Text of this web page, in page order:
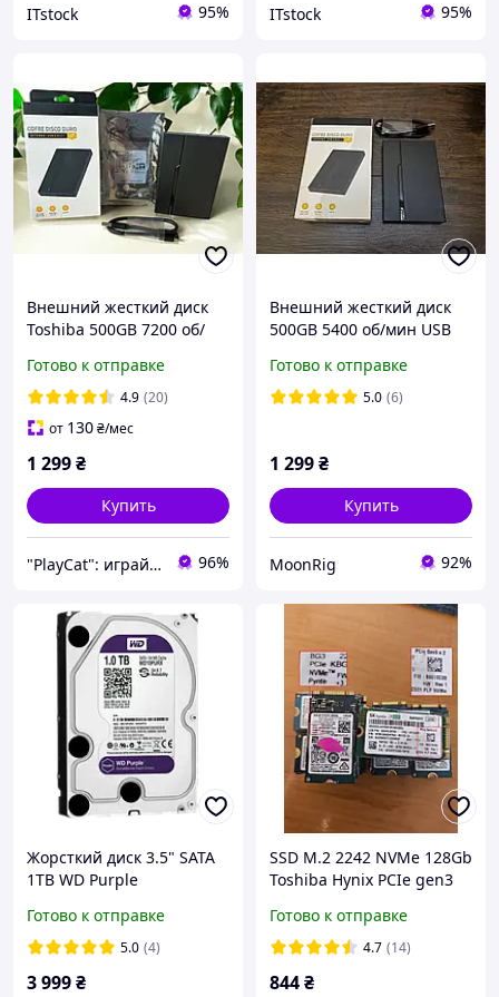
ITstock 95% ITstock 95%
Внешний жесткий диск
Toshiba 500GB 7200 об/
портативный HDD
Готово к отправке
4.9 (20)
от 130₴/мес
1 299₴
Купить
"PlayCat": играй на максимум! 96%
Внешний жесткий диск
500GB 5400 об/мин USB
портативный HDD
Готово к отправке
5.0 (6)
1 299₴
Купить
MoonRig 92%
Жорсткий диск 3.5" SATA
1TB WD Purple
штуки знижка!!!
Готово к отправке
5.0 (4)
3 999₴
SSD M.2 2242 NVMe 128Gb
Toshiba Hynix PCIe gen3
Готово к отправке
4.7 (14)
844₴